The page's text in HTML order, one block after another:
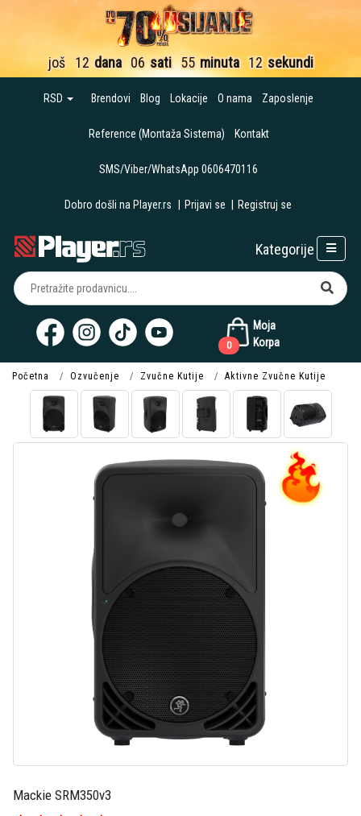
još 12 dana 06 sati 55 minuta 12 sekundi
RSD Brendovi Blog Lokacije O nama Zaposlenje
Reference (Montaža Sistema) Kontakt
SMS/Viber/WhatsApp 0606470116
Dobro došli na Player.rs Prijavi se Registruj se
Moja
Korpa
0
Kategorije
Početna Ozvučenje Zvučne Kutije Aktivne Zvučne Kutije
Mackie SRM350v3